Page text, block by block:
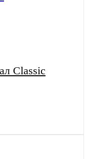
Classic